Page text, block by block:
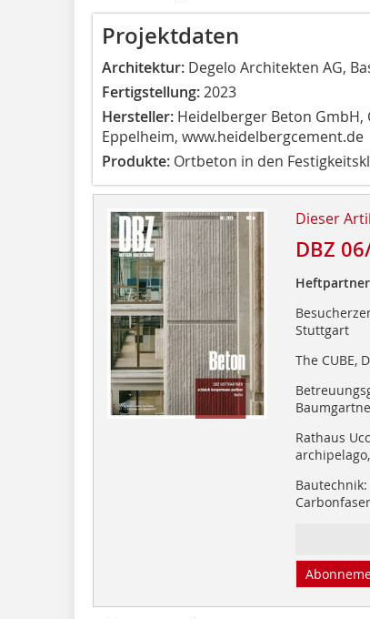
Projektdaten
Architektur: Degelo Architekten AG,
Fertigstellung:2023
Hersteller: Heidelberger Beton
Eppelheim, www.heidelbergcement.de
Produkte: Ortbeton in den
Dieser
DBZ
Stuttgart
The CUBE,
Rathaus